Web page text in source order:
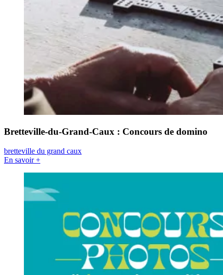
Bretteville-du-Grand-Caux : Concours de domino
bretteville du grand caux
En savoir +